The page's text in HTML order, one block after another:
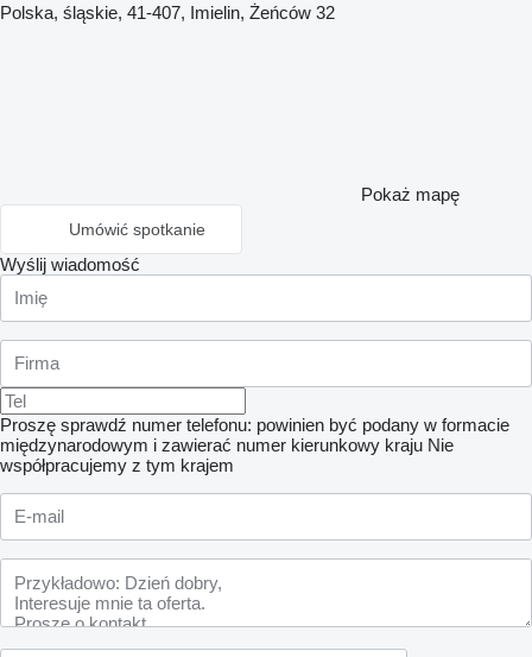
Polska, śląskie, 41-407, Imielin, Żeńców 32
Pokaż mapę
Umówić spotkanie
Wyślij wiadomość
Proszę sprawdź numer telefonu: powinien być podany w formacie
międzynarodowym i zawierać numer kierunkowy kraju Nie
współpracujemy z tym krajem